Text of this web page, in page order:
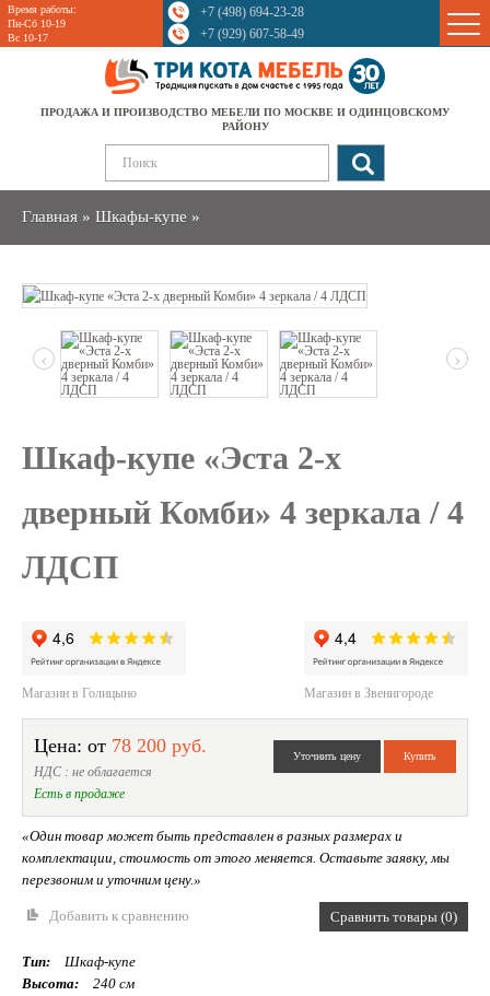
Время работы:
Пн-Сб 10-19
Вс 10-17
+7 (498) 694-23-28
+7 (929) 607-58-49
ПРОДАЖА И ПРОИЗВОДСТВО МЕБЕЛИ ПО МОСКВЕ И ОДИНЦОВСКОМУ
РАЙОНУ
Главная » Шкафы-купе »
Sale
‹ ›
Шкаф-купе «Эста 2-х
дверный Комби» 4 зеркала / 4
ЛДСП
Магазин в Голицыно Магазин в Звенигороде
Цена: от 78 200 руб.
НДС : не облагается
Есть в продаже
«Один товар может быть представлен в разных размерах и
комплектации, стоимость от этого меняется. Оставьте заявку, мы
перезвоним и уточним цену.»
Добавить к сравнению Сравнить товары (0)
Тип:
Шкаф-купе
Высота:
240 см